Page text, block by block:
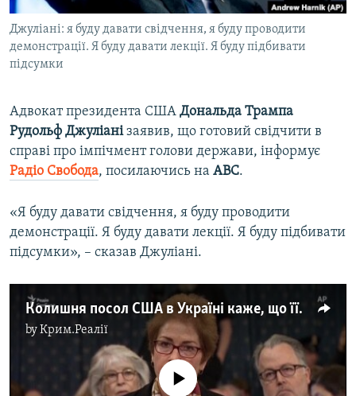
УКРАЇНСЬКА ПРОБЛЕМА КРИМУ
ІНФОГРАФІКА
ДОЛУЧАЙСЯ!
Усі сайти RFE/RL
Джуліані: я буду давати свідчення, я буду проводити
демонстрації. Я буду давати лекції. Я буду підбивати
підсумки
Адвокат президента США Дональда Трампа
Рудольф Джуліанізаявив, що готовий свідчити в
справі про імпічмент голови держави, інформує
Радіо Свобода, посилаючись на ABC.
«Я буду давати свідчення, я буду проводити
демонстрації. Я буду давати лекції. Я буду підбивати
підсумки», – сказав Джуліані.
Колишня посол США в Україні каже, що її «поставили на коліна» наклепами – відео
byКрим.Реалії
No media source currently available